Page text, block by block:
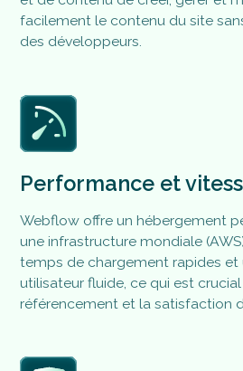
facilement le contenu du site
des développeurs​.
Performance et
Webflow offre un hébergement
une infrastructure mondiale
temps de chargement rapides et
utilisateur fluide, ce qui est
référencement et la satisfaction